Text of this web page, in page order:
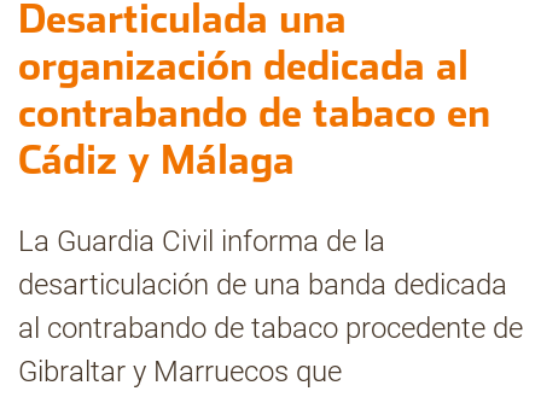
Secciones
Denuncia
Archivo
Estadísticas CMT
Desarticulada una
organización dedicada al
contrabando de tabaco en
Cádiz y Málaga
La Guardia Civil informa de la
desarticulación de una banda dedicada
al contrabando de tabaco procedente de
Gibraltar y Marruecos que